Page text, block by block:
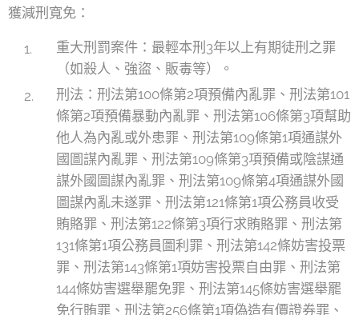
獲減刑寬免：
重大刑罰案件：最輕本刑3年以上有期徒刑之罪
（如殺人、強盜、販毒等）。
刑法：刑法第100條第2項預備內亂罪、刑法第101
條第2項預備暴動內亂罪、刑法第106條第3項幫助
他人為內亂或外患罪、刑法第109條第1項通謀外
國圖謀內亂罪、刑法第109條第3項預備或陰謀通
謀外國圖謀內亂罪、刑法第109條第4項通謀外國
圖謀內亂未遂罪、刑法第121條第1項公務員收受
賄賂罪、刑法第122條第3項行求賄賂罪、刑法第
131條第1項公務員圖利罪、刑法第142條妨害投票
罪、刑法第143條第1項妨害投票自由罪、刑法第
144條妨害選舉罷免罪、刑法第145條妨害選舉罷
免行賄罪、刑法第256條第1項偽造有價證券罪、